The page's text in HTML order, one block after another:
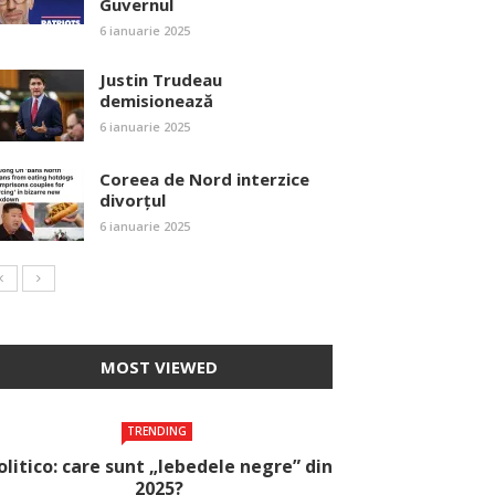
Guvernul
6 ianuarie 2025
Justin Trudeau
demisionează
6 ianuarie 2025
Coreea de Nord interzice
divorțul
6 ianuarie 2025
MOST VIEWED
TRENDING
care sunt „lebedele negre” din
2025?